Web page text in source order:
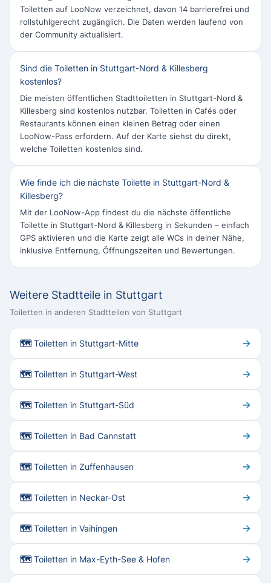
Toiletten auf LooNow verzeichnet, davon 14 barrierefrei und
rollstuhlgerecht zugänglich. Die Daten werden laufend von
der Community aktualisiert.
Sind die Toiletten in Stuttgart-Nord & Killesberg
kostenlos?
Die meisten öffentlichen Stadttoiletten in Stuttgart-Nord &
Killesberg sind kostenlos nutzbar. Toiletten in Cafés oder
Restaurants können einen kleinen Betrag oder einen
LooNow-Pass erfordern. Auf der Karte siehst du direkt,
welche Toiletten kostenlos sind.
Wie finde ich die nächste Toilette in Stuttgart-Nord &
Killesberg?
Mit der LooNow-App findest du die nächste öffentliche
Toilette in Stuttgart-Nord & Killesberg in Sekunden – einfach
GPS aktivieren und die Karte zeigt alle WCs in deiner Nähe,
inklusive Entfernung, Öffnungszeiten und Bewertungen.
Weitere Stadtteile in Stuttgart
Toiletten in anderen Stadtteilen von Stuttgart
🗺 Toiletten in Stuttgart-Mitte →
🗺 Toiletten in Stuttgart-West →
🗺 Toiletten in Stuttgart-Süd →
🗺 Toiletten in Bad Cannstatt →
🗺 Toiletten in Zuffenhausen →
🗺 Toiletten in Neckar-Ost →
🗺 Toiletten in Vaihingen →
🗺 Toiletten in Max-Eyth-See & Hofen →